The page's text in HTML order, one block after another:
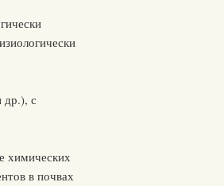
др.), с
химических
в почвах